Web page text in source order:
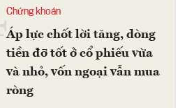
4Chứng khoán
Áp lực chốt lời tăng, dòng
tiền đỡ tốt ở cổ phiếu vừa
và nhỏ, vốn ngoại vẫn mua
ròng